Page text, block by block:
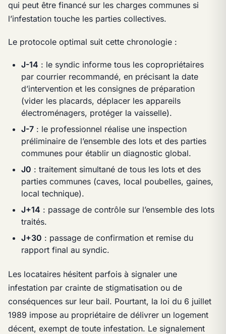
qui peut être financé sur les charges communes si
l’infestation touche les parties collectives.
Le protocole optimal suit cette chronologie :
J-14 : le syndic informe tous les copropriétaires
par courrier recommandé, en précisant la date
d’intervention et les consignes de préparation
(vider les placards, déplacer les appareils
électroménagers, protéger la vaisselle).
J-7: le professionnel réalise une inspection
préliminaire de l’ensemble des lots et des parties
communes pour établir un diagnostic global.
J0 : traitement simultané de tous les lots et des
parties communes (caves, local poubelles, gaines,
local technique).
J+14 : passage de contrôle sur l’ensemble des lots
traités.
J+30 : passage de confirmation et remise du
rapport final au syndic.
Les locataires hésitent parfois à signaler une
infestation par crainte de stigmatisation ou de
conséquences sur leur bail. Pourtant, la loi du 6 juillet
1989 impose au propriétaire de délivrer un logement
décent, exempt de toute infestation. Le signalement